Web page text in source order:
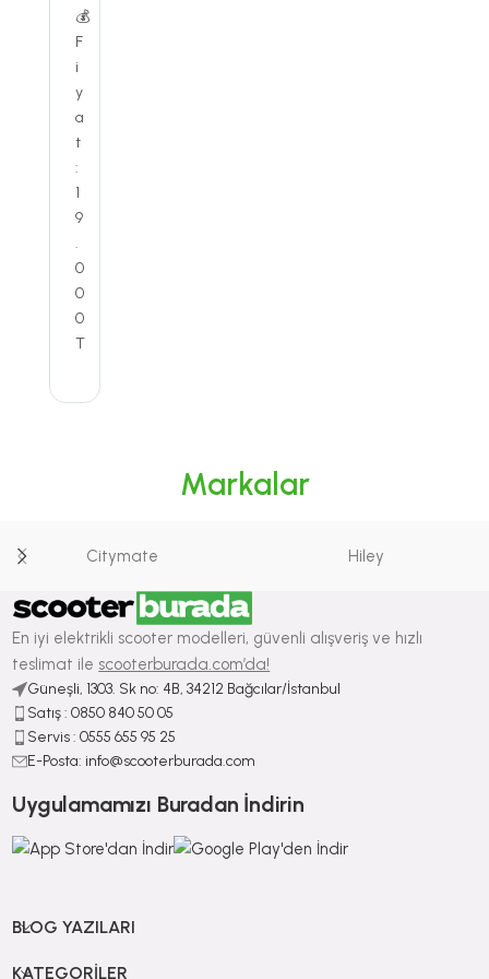
💰
F
i
y
a
t
:
1
9
.
0
0
0
T
Markalar
Citymate Hiley
En iyi elektrikli scooter modelleri, güvenli alışveriş ve hızlı
teslimat ile scooterburada.com’da!
Güneşli, 1303. Sk no: 4B, 34212 Bağcılar/İstanbul
Satış : ⁠0850 840 50 05
Servis : 0555 655 95 25
E-Posta: info@scooterburada.com
Uygulamamızı Buradan İndirin
BLOG YAZILARI
KATEGORILER